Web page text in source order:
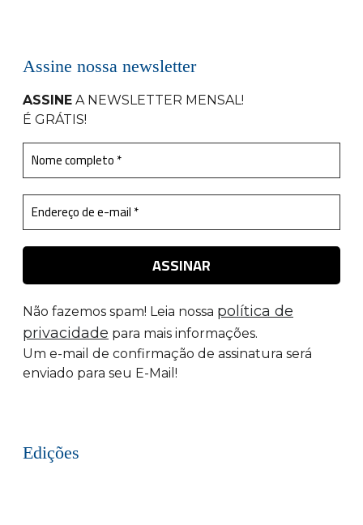
Assine nossa newsletter
ASSINE A NEWSLETTER MENSAL!
É GRÁTIS!
Não fazemos spam! Leia nossa política de
privacidade para mais informações.
Um e-mail de confirmação de assinatura será
enviado para seu E-Mail!
Edições